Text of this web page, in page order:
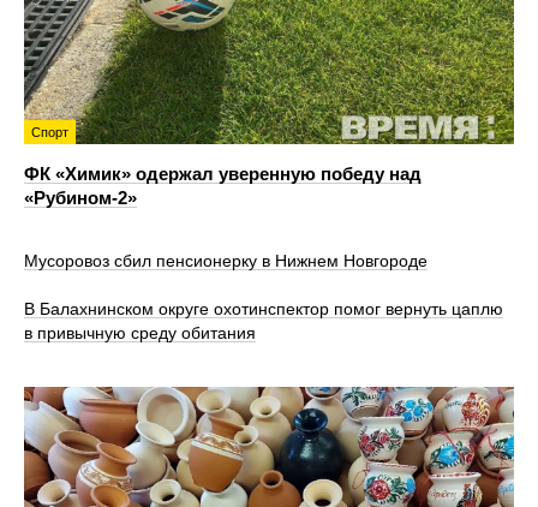
Спорт
ФК «Химик» одержал уверенную победу над
«Рубином‑2»
Мусоровоз сбил пенсионерку в Нижнем Новгороде
В Балахнинском округе охотинспектор помог вернуть цаплю
в привычную среду обитания